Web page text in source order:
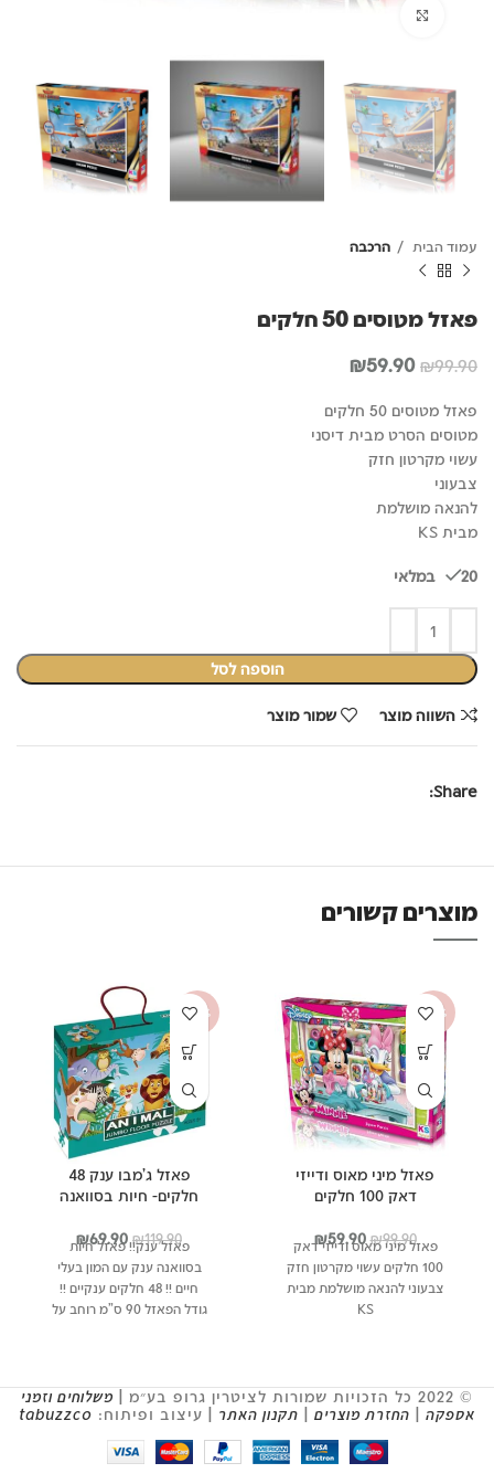
עמוד הבית הרכבה
פאזל מטוסים 50 חלקים
₪99.90
המחיר
היה:
₪99.90.
₪59.90
המחיר
הוא:
₪59.90.
פאזל מטוסים 50 חלקים
מטוסים הסרט מבית דיסני
עשוי מקרטון חזק
צבעוני
להנאה מושלמת
מבית KS
20 במלאי
הוספה לסל
השווה מוצר שמור מוצר
Share:
מוצרים קשורים
-40%
פאזל מיני מאוס ודייזי
דאק 100 חלקים
₪99.90
המחיר
היה:
₪99.90.
₪59.90
המחיר
הנוכחי
הוא:
פאזל מיני מאוס ודייזי דאק
100 חלקים עשוי מקרטון חזק
צבעוני להנאה מושלמת מבית
KS
-42%
פאזל ג'מבו ענק 48
חלקים- חיות בסוואנה
₪119.90
המחיר
היה:
₪119.90.
₪69.90
המחיר
הנוכחי
הוא:
₪69.90.
פאזל ענק!! פאזל חיות
בסוואנה ענק עם המון בעלי
חיים !! 48 חלקים ענקיים !!
גודל הפאזל 90 ס"מ רוחב על
© 2022 כל הזכויות שמורות לציטרין גרופ בע״מ |
משלוחים וזמני
אספקה
החזרת מוצרים תקנון האתר | עיצוב ופיתוח: tabuzzco